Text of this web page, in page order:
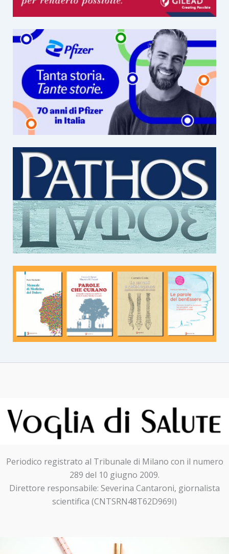
Periodico registrato al Tribunale di Milano con il numero
289 del 10 giugno 2009.
Direttore responsabile: Severina Cantaroni, giornalista
scientifica (CNTSRN48T62D969I)